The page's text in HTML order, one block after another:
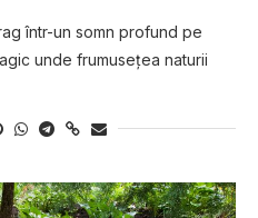
într-un somn profund pe
unde frumusețea naturii